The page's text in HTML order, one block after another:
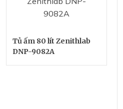
Tủ ấm 80 lít Zenithlab
DNP-9082A